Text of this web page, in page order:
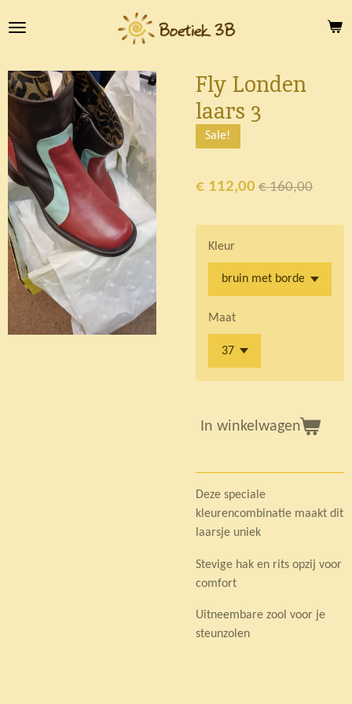
direct
de
hoofdinhoud
Fly Londen
laars 3
Sale!
€ 112,00 € 160,00
Kleur
Maat
In winkelwagen
Deze speciale
kleurencombinatie maakt dit
laarsje uniek
Stevige hak en rits opzij voor
comfort
Uitneembare zool voor je
steunzolen